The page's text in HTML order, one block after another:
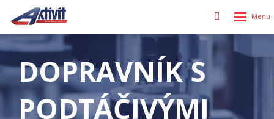
Vyhledávání
Rozbalení
DOPRAVNÍK S
PODTÁČIVÝMI